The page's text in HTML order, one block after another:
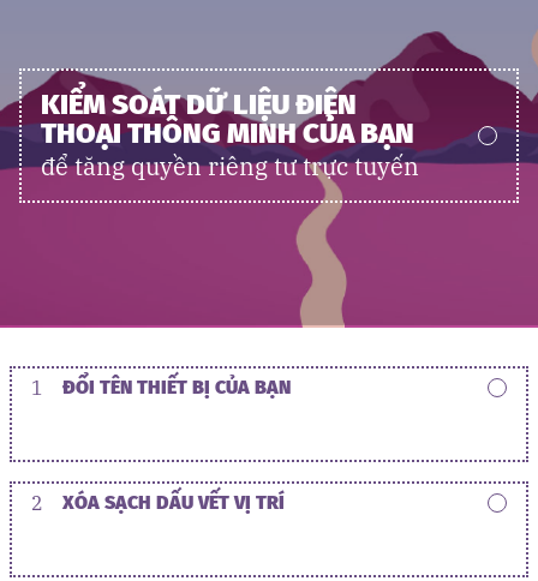
KIỂM SOÁT DỮ LIỆU ĐIỆN
THOẠI THÔNG MINH CỦA BẠN
để tăng quyền riêng tư trực tuyến
1 ĐỔI TÊN THIẾT BỊ CỦA BẠN
2 XÓA SẠCH DẤU VẾT VỊ TRÍ